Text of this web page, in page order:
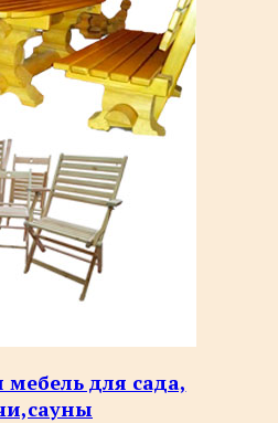
для сада,